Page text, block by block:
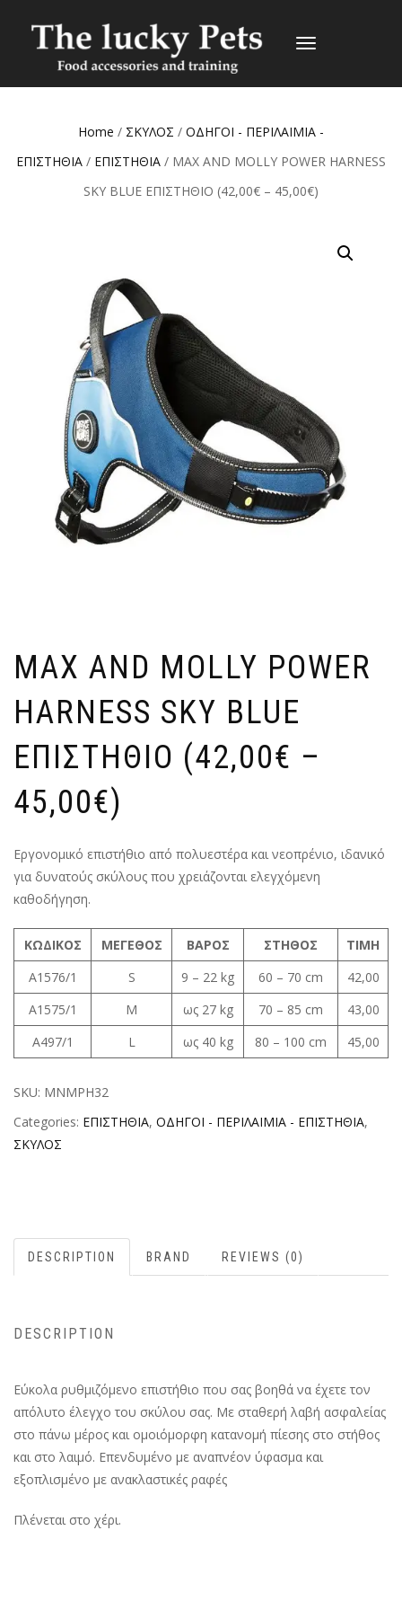
TOGGLE
Home / ΣΚΥΛΟΣ / ΟΔΗΓΟΙ - ΠΕΡΙΛΑΙΜΙΑ -
ΕΠΙΣΤΗΘΙΑ / ΕΠΙΣΤΗΘΙΑ / MAX AND MOLLY POWER HARNESS
SKY BLUE ΕΠΙΣΤΗΘΙΟ (42,00€ – 45,00€)
MAX AND MOLLY POWER
HARNESS SKY BLUE
ΕΠΙΣΤΗΘΙΟ (42,00€ –
45,00€)
Εργονομικό επιστήθιο από πολυεστέρα και νεοπρένιο, ιδανικό
για δυνατούς σκύλους που χρειάζονται ελεγχόμενη
καθοδήγηση.
ΚΩΔΙΚΟΣ ΜΕΓΕΘΟΣ ΒΑΡΟΣ ΣΤΗΘΟΣ
ΤΙΜΗ
A1576/1
S 9 – 22 kg 60 – 70 cm
42,00
A1575/1
M ως 27 kg 70 – 85 cm
43,00
A497/1
L ως 40 kg 80 – 100 cm 45,00
SKU: MNMPH32
Categories: ΕΠΙΣΤΗΘΙΑ, ΟΔΗΓΟΙ - ΠΕΡΙΛΑΙΜΙΑ - ΕΠΙΣΤΗΘΙΑ,
ΣΚΥΛΟΣ
DESCRIPTION BRAND REVIEWS (0)
DESCRIPTION
Εύκολα ρυθμιζόμενο επιστήθιο που σας βοηθά να έχετε τον
απόλυτο έλεγχο του σκύλου σας. Με σταθερή λαβή ασφαλείας
στο πάνω μέρος και ομοιόμορφη κατανομή πίεσης στο στήθος
και στο λαιμό. Επενδυμένο με αναπνέον ύφασμα και
εξοπλισμένο με ανακλαστικές ραφές
Πλένεται στο χέρι.